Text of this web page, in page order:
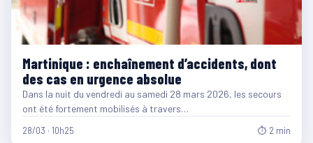
Martinique : enchaînement d’accidents, dont
des cas en urgence absolue
Dans la nuit du vendredi au samedi 28 mars 2026, les secours
ont été fortement mobilisés à travers…
28/03 · 10h25 ⏱ 2 min